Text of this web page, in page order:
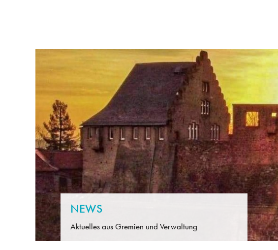
NEWS
Aktuelles aus Gremien und Verwaltung